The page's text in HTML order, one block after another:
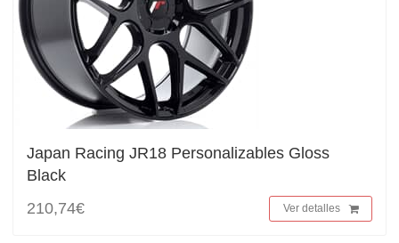
Japan Racing JR18 Personalizables Gloss
Black
210,74€
Ver detalles